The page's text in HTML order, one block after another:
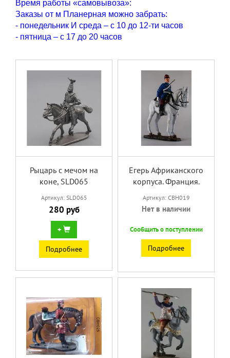
Время работы «самовывоза»:
Заказы от м Планерная можно забрать:
- понедельник И среда – с 10 до 12-ти часов
- пятница – с 17 до 20 часов
Рыцарь с мечом на
коне, SLD065
Артикул: SLD065
280 руб
+
Подробнее
Егерь Африканского
корпуса. Франция.
Артикул: CBH019
Нет в наличии
Сообщить о поступлении
Подробнее